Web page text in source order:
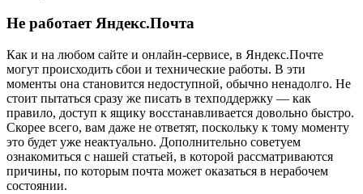
Не работает Яндекс.Почта
Как и на любом сайте и онлайн-сервисе, в Яндекс.Почте
могут происходить сбои и технические работы. В эти
моменты она становится недоступной, обычно ненадолго. Не
стоит пытаться сразу же писать в техподдержку — как
правило, доступ к ящику восстанавливается довольно быстро.
Скорее всего, вам даже не ответят, поскольку к тому моменту
это будет уже неактуально. Дополнительно советуем
ознакомиться с нашей статьей, в которой рассматриваются
причины, по которым почта может оказаться в нерабочем
состоянии.